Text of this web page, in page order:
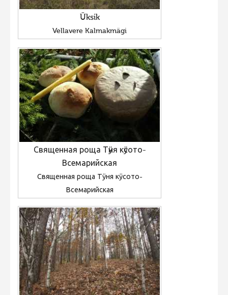
Üksik
Vellavere Kalmakmägi
Священная роща Тӱня кӱсото-
Всемарийская
Священная роща Тӱня кӱсото-
Всемарийская